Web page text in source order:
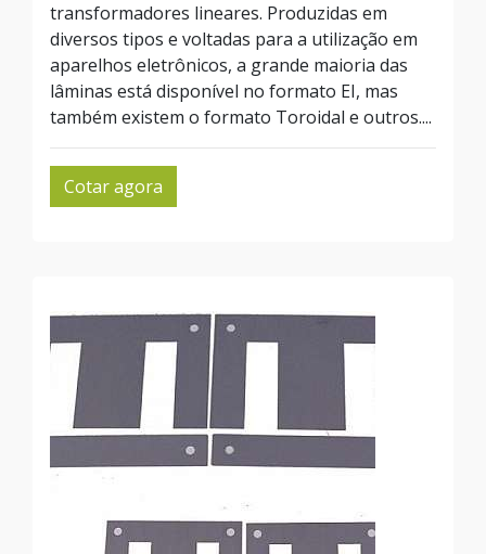
transformadores lineares. Produzidas em
diversos tipos e voltadas para a utilização em
aparelhos eletrônicos, a grande maioria das
lâminas está disponível no formato EI, mas
também existem o formato Toroidal e outros....
Cotar agora